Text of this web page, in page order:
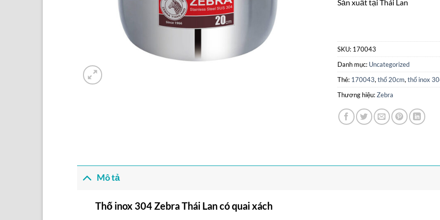
Sản xuất tại Thái Lan
SKU: 170043
Danh mục: Uncategorized
Thẻ: 170043, thố 20cm, thố inox
Thương hiệu:Zebra
Mô tả
Thố inox 304 Zebra Thái Lan có quai xách